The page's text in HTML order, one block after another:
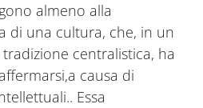
almeno alla
di una cultura, che, in un
centralistica, ha
causa di
Essa